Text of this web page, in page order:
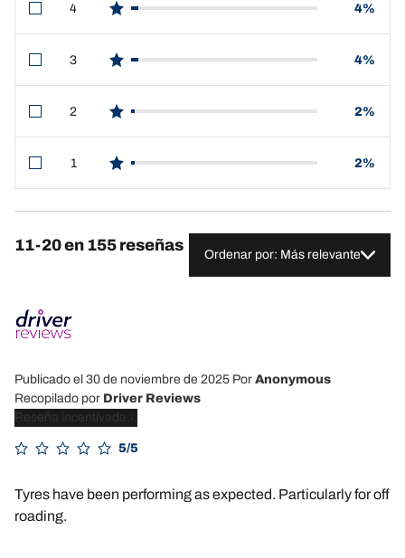
4
star reviews
4%
3
star reviews
4%
2
star reviews
2%
1
star reviews
2%
11-20 en 155 reseñas
Ordenar por: Más relevante
Publicado el 30 de noviembre de 2025 Por Anonymous
Recopilado por Driver Reviews
Reseña incentivada
5/5
Tyres have been performing as expected. Particularly for off
roading.